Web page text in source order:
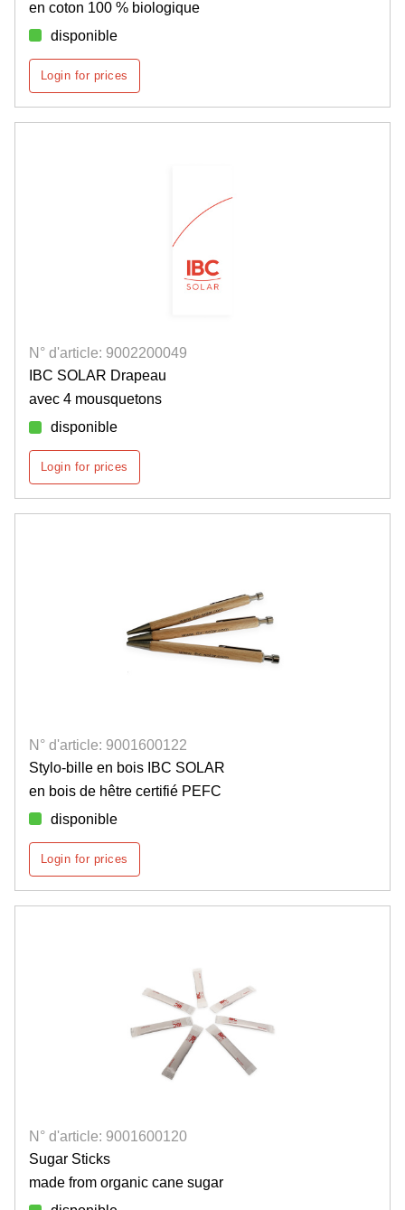
en coton 100 % biologique
disponible
Login for prices
N° d'article: 9002200049
IBC SOLAR Drapeau
avec 4 mousquetons
disponible
Login for prices
N° d'article: 9001600122
Stylo-bille en bois IBC SOLAR
en bois de hêtre certifié PEFC
disponible
Login for prices
N° d'article: 9001600120
Sugar Sticks
made from organic cane sugar